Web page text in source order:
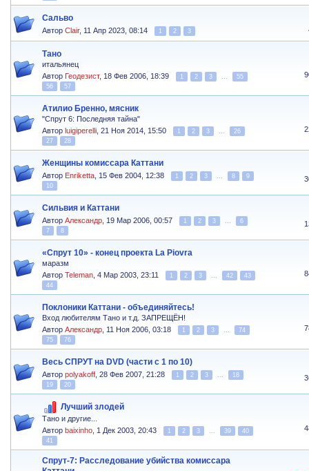
Сальво
АвторClair, 11 Апр 2023, 08:14 1 2 3
Тано
итальянец
Автор Геодезист, 18 Фев 2006, 18:39 1 2 3 ...
55
56
57
Атилио Бренно, мясник
"Спрут 6: Последняя тайна"
Авторluigiperelli ,21 Ноя 2014, 15:50 1 2 3 ...
26
27
28
Женщины комиссара Каттани
Автор Enriketta 15 Фев 2004, 12:38 1 2 3 ... 8
9
10
Сильвия и Каттани
АвторАлександр 19 Мар 2006, 00:57 1 2 3 ...
6
7
8
«Спрут 10» - конец проекта La Piovra
маразм
АвторTeleman ,4 Мар 2003, 23:11 1 2 3 ... 42
43
44
Поклоники Каттани - объединяйтесь!
Вход любителям Тано и т.д. ЗАПРЕЩЁН!
АвторАлександр 11 Ноя 2006, 03:18 1 2 3 ...
74
75
76
Весь СПРУТ на DVD (части с 1 по 10)
Авторpolyakoff ,28 Фев 2007, 21:28 1 2 3 ...
18
19
20
Лучший злодей
Тано и другие...
Авторbaixinho 1 Дек 2003, 20:43 1 2 3 ... 39
40
41
Спрут-7: Расследование убийства комиссара